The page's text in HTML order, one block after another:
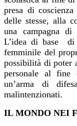
presa di
delle stesse, alla
una campagna
L’idea di base
femminile del
possibilità di poter
personale al fine
un’arma di
malintenzionati.
IL MONDO NEI